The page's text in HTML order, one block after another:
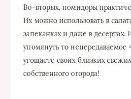
Во-вторых, помидоры
Их можно использовать в
запеканках и даже в десертах.
упомянуть то непередаваемое
угощаете своих близких
собственного огорода!